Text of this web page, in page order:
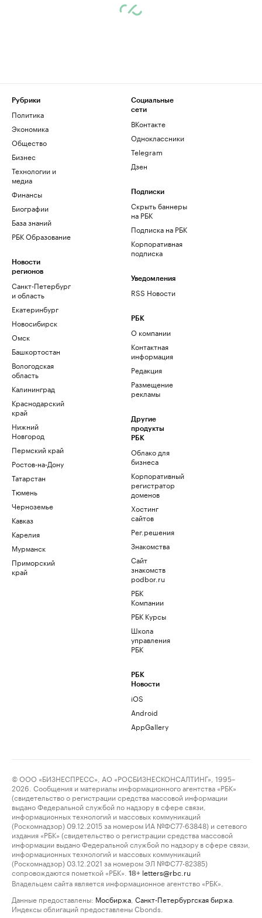
Рубрики
Политика
Экономика
Общество
Бизнес
Технологии и
медиа
Финансы
Биографии
База знаний
РБК Образование
Новости
регионов
Санкт-Петербург
и область
Екатеринбург
Новосибирск
Омск
Башкортостан
Вологодская
область
Калининград
Краснодарский
край
Нижний
Новгород
Пермский край
Ростов-на-Дону
Татарстан
Тюмень
Черноземье
Кавказ
Карелия
Мурманск
Приморский
край
Социальные
сети
ВКонтакте
Одноклассники
Telegram
Дзен
Подписки
Скрыть баннеры
на РБК
Подписка на РБК
Корпоративная
подписка
Уведомления
RSS Новости
РБК
О компании
Контактная
информация
Редакция
Размещение
рекламы
Другие
продукты
РБК
Облако для
бизнеса
Корпоративный
регистратор
доменов
Хостинг
сайтов
Рег.решения
Знакомства
Сайт
знакомств
podbor.ru
РБК
Компании
РБК Курсы
Школа
управления
РБК
РБК
Новости
iOS
Android
AppGallery
© ООО «БИЗНЕСПРЕСС», АО «РОСБИЗНЕСКОНСАЛТИНГ», 1995–
2026. Сообщения и материалы информационного агентства «РБК»
(свидетельство о регистрации средства массовой информации
выдано Федеральной службой по надзору в сфере связи,
информационных технологий и массовых коммуникаций
(Роскомнадзор) 09.12.2015 за номером ИА №ФС77-63848) и сетевого
издания «РБК» (свидетельство о регистрации средства массовой
информации выдано Федеральной службой по надзору в сфере связи,
информационных технологий и массовых коммуникаций
(Роскомнадзор) 03.12.2021 за номером ЭЛ №ФС77-82385)
сопровождаются пометкой «РБК».
18+ letters@rbc.ru
Владельцем сайта является информационное агентство «РБК».
Данные предоставлены: Мосбиржа Санкт-Петербургская биржа
Индексы облигаций предоставлены Cbonds.